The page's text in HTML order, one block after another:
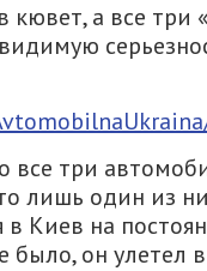
а все три
все три
лишь один из
в Киев на
было, он улетел